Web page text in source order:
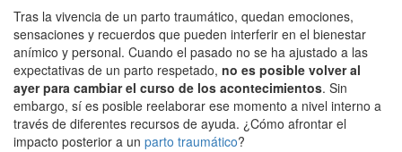
Tras la vivencia de un parto traumático, quedan emociones,
sensaciones y recuerdos que pueden interferir en el bienestar
anímico y personal. Cuando el pasado no se ha ajustado a las
expectativas de un parto respetado, no es posible volver al
ayer para cambiar el curso de los acontecimientos. Sin
embargo, sí es posible reelaborar ese momento a nivel interno a
través de diferentes recursos de ayuda. ¿Cómo afrontar el
impacto posterior a un parto traumático?